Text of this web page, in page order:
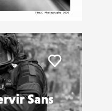
Sans
Liker